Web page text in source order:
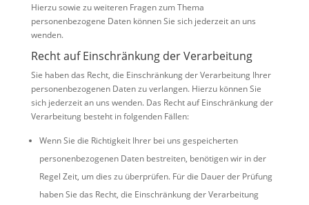
Hierzu sowie zu weiteren Fragen zum Thema
personenbezogene Daten können Sie sich jederzeit an uns
wenden.
Recht auf Einschränkung der Verarbeitung
Sie haben das Recht, die Einschränkung der Verarbeitung Ihrer
personenbezogenen Daten zu verlangen. Hierzu können Sie
sich jederzeit an uns wenden. Das Recht auf Einschränkung der
Verarbeitung besteht in folgenden Fällen:
Wenn Sie die Richtigkeit Ihrer bei uns gespeicherten
personenbezogenen Daten bestreiten, benötigen wir in der
Regel Zeit, um dies zu überprüfen. Für die Dauer der Prüfung
haben Sie das Recht, die Einschränkung der Verarbeitung